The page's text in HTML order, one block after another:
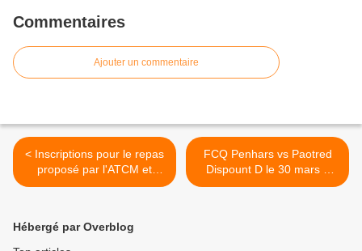
Commentaires
Ajouter un commentaire
< Inscriptions pour le repas
proposé par l'ATCM et
Sawa Sawa à la MPT de
FCQ Penhars vs Paotred
Dispount D le 30 mars à
Kervahut >
Hébergé par Overblog